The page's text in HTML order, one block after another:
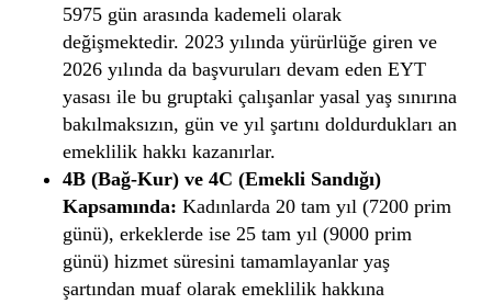
5975 gün arasında kademeli olarak
değişmektedir. 2023 yılında yürürlüğe giren ve
2026 yılında da başvuruları devam eden EYT
yasası ile bu gruptaki çalışanlar yasal yaş sınırına
bakılmaksızın, gün ve yıl şartını doldurdukları an
emeklilik hakkı kazanırlar.
4B (Bağ-Kur) ve 4C (Emekli Sandığı)
Kapsamında: Kadınlarda 20 tam yıl (7200 prim
günü), erkeklerde ise 25 tam yıl (9000 prim
günü) hizmet süresini tamamlayanlar yaş
şartından muaf olarak emeklilik hakkına